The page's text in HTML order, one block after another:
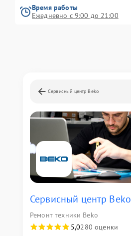
Время работы
Ежедневно с 9:00 до 21:00
Сервисный центр Beko
Сервисный центр Beko
Ремонт техники Beko
5,0280 оценки